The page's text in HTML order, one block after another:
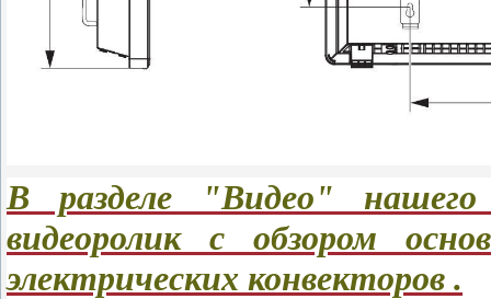
В разделе "Видео"
видеоролик с обзором
электрических конвекторов .